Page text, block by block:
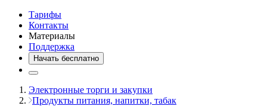
Тарифы
Контакты
Материалы
Поддержка
Начать бесплатно
Электронные торги и закупки
Продукты питания, напитки, табак